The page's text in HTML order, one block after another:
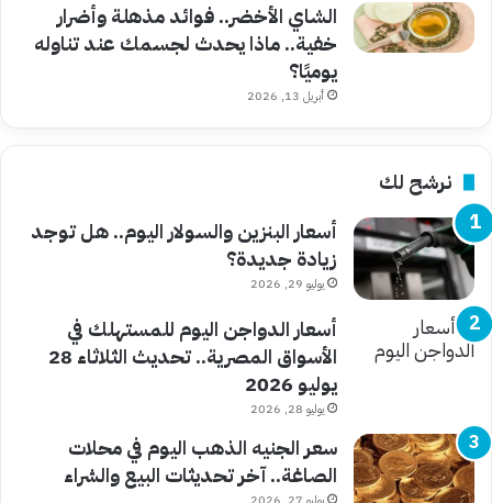
الشاي الأخضر.. فوائد مذهلة وأضرار
خفية.. ماذا يحدث لجسمك عند تناوله
يوميًا؟
أبريل 13, 2026
نرشح لك
أسعار البنزين والسولار اليوم.. هل توجد
زيادة جديدة؟
يوليو 29, 2026
أسعار الدواجن اليوم للمستهلك في
الأسواق المصرية.. تحديث الثلاثاء 28
يوليو 2026
يوليو 28, 2026
سعر الجنيه الذهب اليوم في محلات
الصاغة.. آخر تحديثات البيع والشراء